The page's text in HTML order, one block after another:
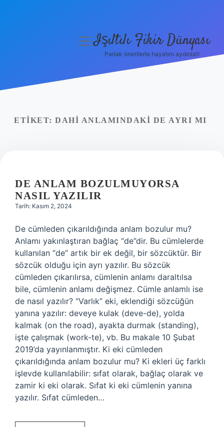
Yasal Uyarı
menüyüIşıltılı Fikir Dünyası
Parlak önerilerle hayatını aydınlat!
ETIKET: DAHI ANLAMINDAKI DE AYRI MI
DE ANLAM BOZULMUYORSA
NASIL YAZILIR
Tarih: Kasım 2, 2024
De cümleden çıkarıldığında anlam bozulur mu?
Anlamı yakınlaştıran bağlaç “de”dir. Bu cümlelerde
kullanılan “de” artık bir ek değil, bir sözcüktür. Bir
sözcük olduğu için ayrı yazılır. Bu sözcük
cümleden çıkarılırsa, cümlenin anlamı daraltılsa
bile, cümlenin anlamı değişmez. Cümle anlamlı ise
de nasıl yazılır? “Varlık” eki, eklendiği sözcüğün
yanına yazılır: deveye kulak (deve-de), yolda
kalmak (on the road), ayakta durmak (standing),
işte çalışmak (work-te), vb. Bu makale 10 Şubat
2019’da yayınlanmıştır. Ki eki cümleden
çıkarıldığında anlam bozulur mu? Ki ekleri üç farklı
işlevde kullanılabilir: sıfat olarak, bağlaç olarak ve
zamir ki eki olarak. Sıfat ki eki cümlenin yanına
yazılır. Sıfat cümleden…